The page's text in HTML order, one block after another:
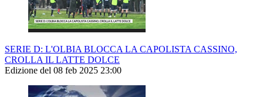
SERIE D: L'OLBIA BLOCCA LA CAPOLISTA CASSINO,
CROLLA IL LATTE DOLCE
Edizione del 08 feb 2025 23:00